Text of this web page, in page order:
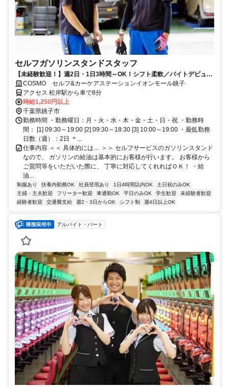
セルフガソリンスタンドスタッフ
【未経験歓迎！】週2日・1日3時間～OK！シフト柔軟／バイトデビュー
OK／社員割引／幅広いスキルが身につく
COSMO セルフ&カーケアステーションイオンモール銚子
アクセス 松岸駅から車で8分
時給1,250円以上
千葉県銚子市
勤務時間 ・勤務曜日：月・火・水・木・金・土・日・祝 ・勤務時
間： [1] 09:30～19:00 [2] 09:30～18:30 [3] 10:00～19:00 ・最低勤務
日数（週）：2日 ＊...
仕事内容 ＜＜ 具体的には… ＞＞ セルフサービスのガソリンスタンド
なので、 ガソリンの給油は基本的にお客様が行います。 お客様から
ご質問等をいただいた際に、 丁寧に対応してくれればＯＫ！ ・給
油...
制服あり 扶養内勤務OK 社員登用あり 1日4時間以内OK
土日祝のみOK
主婦・主夫歓迎
フリーター歓迎 車通勤OK 平日のみOK 学生歓迎
未経験者歓迎
経験者歓迎
交通費支給 週2・3日からOK シフト制 週4日以上OK
アルバイト・パート